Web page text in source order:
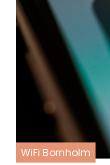
WiFi Bornholm